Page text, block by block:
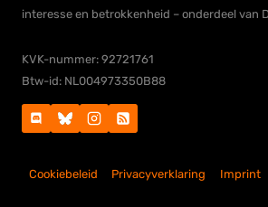
interesse en betrokkenheid – onderdeel van
KVK-nummer: 92721761
Btw-id: NL004973350B88
Cookiebeleid Privacyverklaring Imprint